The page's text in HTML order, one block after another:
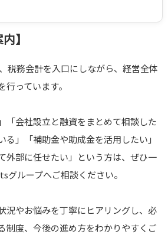
】
税務会計を入口にしながら、経営全体
っています。
「会社設立と融資をまとめて相談した
る」「補助金や助成金を活用したい」
外部に任せたい」という方は、ぜひ一
ループへご相談ください。
況やお悩みを丁寧にヒアリングし、必
制度、今後の進め方をわかりやすくご